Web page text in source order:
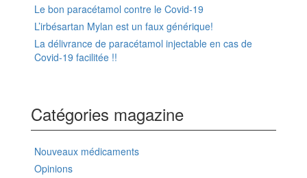
Le bon paracétamol contre le Covid-19
L’irbésartan Mylan est un faux générique!
La délivrance de paracétamol injectable en cas de
Covid-19 facilitée !!
Catégories magazine
Nouveaux médicaments
Opinions